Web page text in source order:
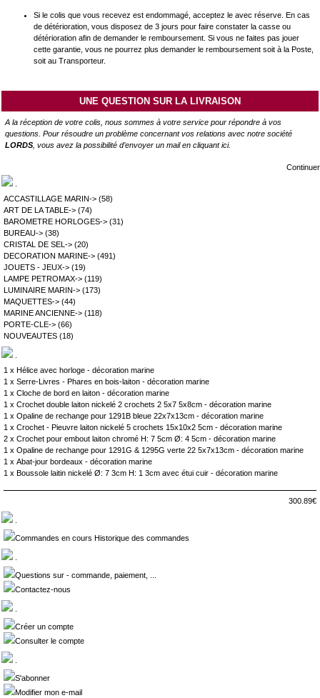
Si le colis que vous recevez est endommagé, acceptez le avec réserve. En cas
de détérioration, vous disposez de 3 jours pour faire constater la casse ou
détérioration afin de demander le remboursement. Si vous ne faites pas jouer
cette garantie, vous ne pourrez plus demander le remboursement soit à la Poste,
soit au Transporteur.
UNE QUESTION SUR LA LIVRAISON
A la réception de votre colis, nous sommes à votre service pour répondre à vos
questions. Pour résoudre un problème concernant vos relations avec notre société
LORDS , vous avez la possibilité d’envoyer un mail en cliquant ici.
Continuer
ACCASTILLAGE MARIN-> (58)
ART DE LA TABLE-> (74)
BAROMETRE HORLOGES-> (31)
BUREAU-> (38)
CRISTAL DE SEL-> (20)
DECORATION MARINE-> (491)
JOUETS - JEUX-> (19)
LAMPE PETROMAX-> (119)
LUMINAIRE MARIN-> (173)
MAQUETTES-> (44)
MARINE ANCIENNE-> (118)
PORTE-CLE-> (66)
NOUVEAUTES (18)
1 x Hélice avec horloge - décoration marine
1 x Serre-Livres - Phares en bois-laiton - décoration marine
1 x Cloche de bord en laiton - décoration marine
1 x Crochet double laiton nickelé 2 crochets 2 5x7 5x8cm - décoration marine
1 x Opaline de rechange pour 1291B bleue 22x7x13cm - décoration marine
1 x Crochet - Pieuvre laiton nickelé 5 crochets 15x10x2 5cm - décoration marine
2 x Crochet pour embout laiton chromé H: 7 5cm Ø: 4 5cm - décoration marine
1 x Opaline de rechange pour 1291G & 1295G verte 22 5x7x13cm - décoration marine
1 x Abat-jour bordeaux - décoration marine
1 x Boussole laitin nickelé Ø: 7 3cm H: 1 3cm avec étui cuir - décoration marine
300.89€
Commandes en cours Historique des commandes
Questions sur - commande, paiement, ...
Contactez-nous
Créer un compte
Consulter le compte
S'abonner
Modifier mon e-mail